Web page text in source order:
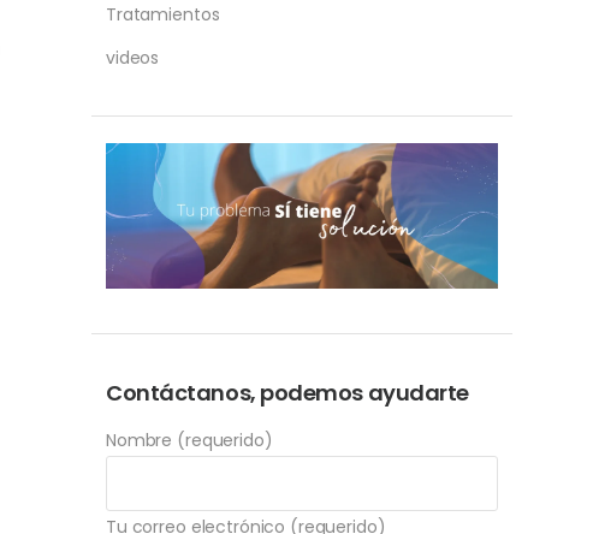
Tratamientos
videos
Contáctanos, podemos ayudarte
Nombre (requerido)
Tu correo electrónico (requerido)